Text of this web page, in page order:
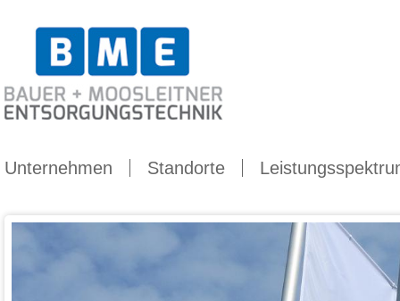
Dropdown
Unternehmen Standorte